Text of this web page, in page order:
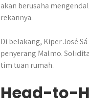
akan berusaha
rekannya.
Di belakang, Kiper José
penyerang Malmo.
tim tuan rumah.
Head-to-